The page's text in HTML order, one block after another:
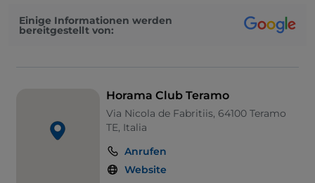
Einige Informationen werden
bereitgestellt von:
Horama Club Teramo
Via Nicola de Fabritiis, 64100 Teramo
TE, Italia
Anrufen
Website